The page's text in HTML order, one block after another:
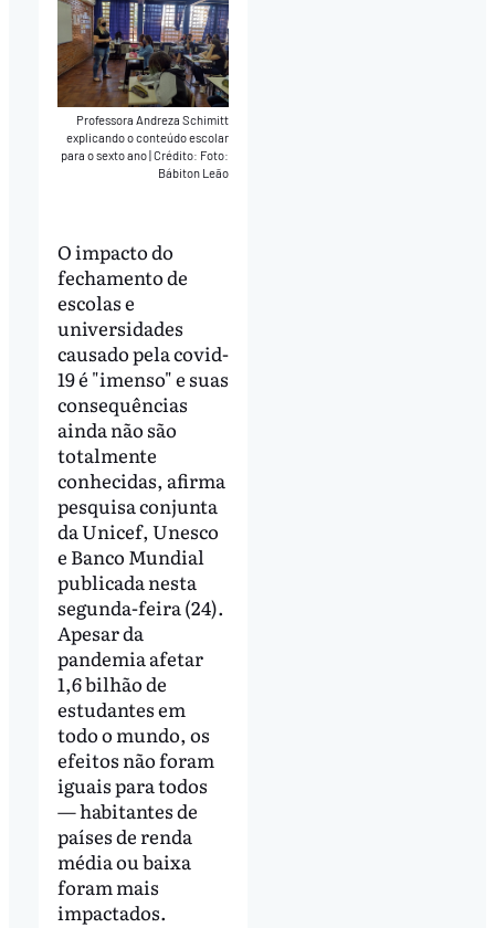
Professora Andreza Schimitt
explicando o conteúdo escolar
para o sexto ano Crédito: Foto:
Bábiton Leão
O impacto do
fechamento de
escolas e
universidades
causado pela covid-
19 é "imenso" e suas
consequências
ainda não são
totalmente
conhecidas, afirma
pesquisa conjunta
da Unicef, Unesco
e Banco Mundial
publicada nesta
segunda-feira (24).
Apesar da
pandemia afetar
1,6 bilhão de
estudantes em
todo o mundo, os
efeitos não foram
iguais para todos
— habitantes de
países de renda
média ou baixa
foram mais
impactados.